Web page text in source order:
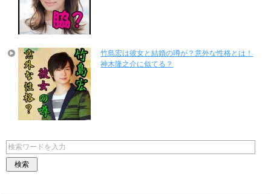
竹島宏は彼女と結婚の噂が？意外な性格とは！
神木隆之介に似てる？